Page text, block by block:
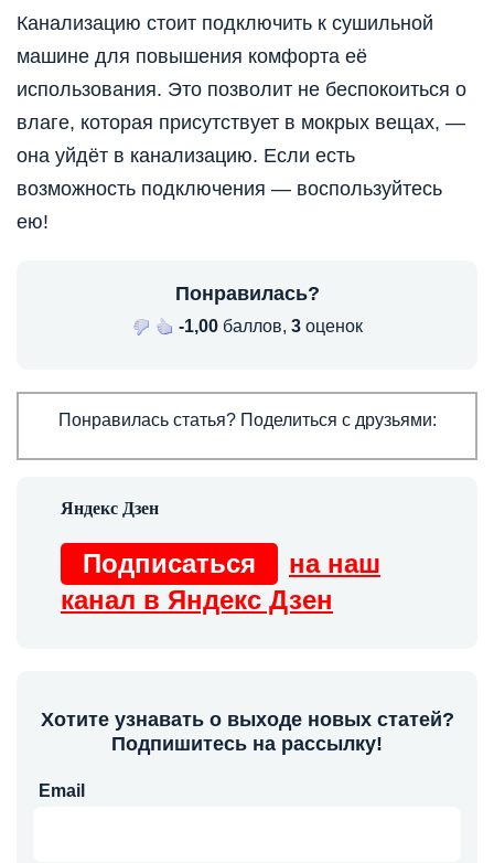
Канализацию стоит подключить к сушильной
машине для повышения комфорта её
использования. Это позволит не беспокоиться о
влаге, которая присутствует в мокрых вещах, —
она уйдёт в канализацию. Если есть
возможность подключения — воспользуйтесь
ею!
Понравилась?
-1,00баллов, 3оценок
Понравилась статья? Поделиться с друзьями:
Подписаться
на наш
канал в Яндекс Дзен
Хотите узнавать о выходе новых статей?
Подпишитесь на рассылку!
Email